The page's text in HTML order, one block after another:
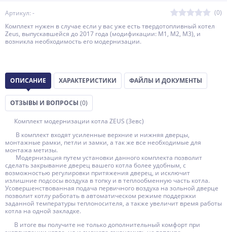
Артикул: -
(0)
Комплект нужен в случае если у вас уже есть твердотопливный котел
Zeus, выпускавшейся до 2017 года (модификации: М1, М2, М3), и
возникла необходимость его модернизации.
ОПИСАНИЕ ХАРАКТЕРИСТИКИ ФАЙЛЫ И ДОКУМЕНТЫ
ОТЗЫВЫ И ВОПРОСЫ (0)
Комплект модернизации котла ZEUS (Зевс)
В комплект входят усиленные верхние и нижняя дверцы,
монтажные рамки, петли и замки, а так же все необходимые для
монтажа метизы.
Модернизация путем установки данного комплекта позволит
сделать закрывание дверец вашего котла более удобным, с
возможностью регулировки притяжения дверец, и исключит
излишние подсосы воздуха в топку и в теплообменную часть котла.
Усовершенствованная подача первичного воздуха на зольной дверце
позволит котлу работать в автоматическом режиме поддержки
заданной температуры теплоносителя, а также увеличит время работы
котла на одной закладке.
В итоге вы получите не только дополнительный комфорт при